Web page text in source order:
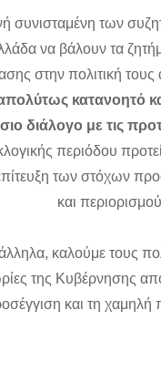
συνισταμένη των
να βάλουν τα
στην πολιτική
απολύτως κατανοητό
διάλογο με τις
περιόδου
των στόχων
και
καλούμε τους
της Κυβέρνησης
και τη χαμηλή